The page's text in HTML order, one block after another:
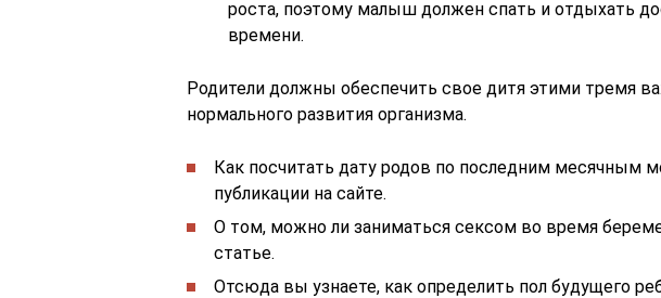
роста, поэтому малыш должен спать и отдыхать
времени.
Родители должны обеспечить свое дитя этими тремя
нормального развития организма.
Как посчитать дату родов по последним месячным
публикации на сайте.
О том, можно ли заниматься сексом во время
статье.
Отсюда вы узнаете, как определить пол будущего